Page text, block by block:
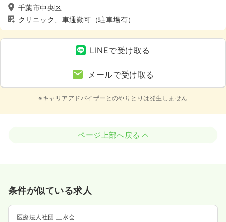
千葉市中央区
クリニック、車通勤可（駐車場有）
LINEで受け取る
メールで受け取る
※キャリアアドバイザーとのやりとりは発生しません
ページ上部へ戻る
条件が似ている求人
医療法人社団 三水会